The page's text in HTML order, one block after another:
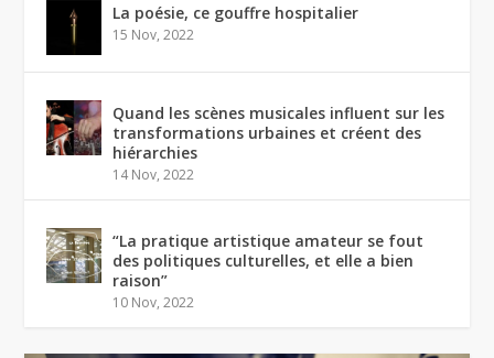
La poésie, ce gouffre hospitalier
15 Nov, 2022
Quand les scènes musicales influent sur les
transformations urbaines et créent des
hiérarchies
14 Nov, 2022
“La pratique artistique amateur se fout
des politiques culturelles, et elle a bien
raison”
10 Nov, 2022